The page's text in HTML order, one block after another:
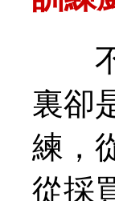
不
裏卻
練，
從採